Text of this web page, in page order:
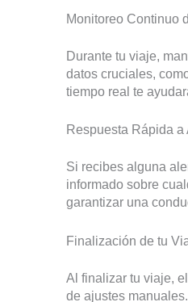
Monitoreo Continuo
Durante tu viaje,
datos cruciales,
tiempo real te
Respuesta Rápida a
Si recibes alguna
informado sobre
garantizar una
Finalización de tu
Al finalizar tu viaje,
de ajustes